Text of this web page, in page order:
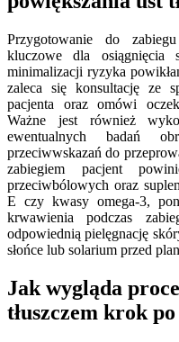
Przygotowanie do
kluczowe dla osiągnięcia
minimalizacji ryzyka
zaleca się konsultację ze
pacjenta oraz omówi
Ważne jest również
ewentualnych badań
przeciwwskazań do
zabiegiem pacjent
przeciwbólowych oraz
E czy kwasy omega-3,
krwawienia podczas
odpowiednią pielęgnację
słońce lub solarium przed
Jak wygląda
tłuszczem krok